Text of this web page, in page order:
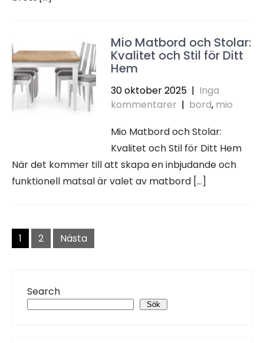
Mio Matbord och Stolar:
Kvalitet och Stil för Ditt
Hem
30 oktober 2025 | Inga
kommentarer | bord, mio
Mio Matbord och Stolar:
Kvalitet och Stil för Ditt Hem
När det kommer till att skapa en inbjudande och
funktionell matsal är valet av matbord […]
Sidnumrering
för
inlägg
1 2 Nästa
Search
Sök